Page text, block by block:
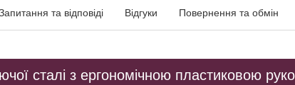
та відповіді Відгуки Повернення та обмін
сталі з ергономічною пластиковою